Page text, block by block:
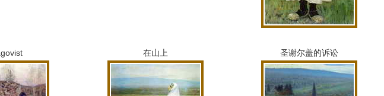
在山上 圣谢尔盖的诉讼